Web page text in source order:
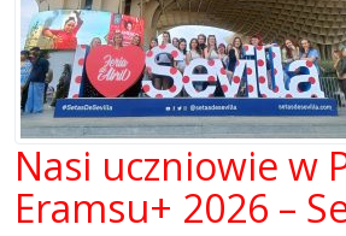
Nasi uczniowie w
Eramsu+ 2026 –